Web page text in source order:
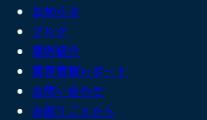
お知らせ
ブログ
事例紹介
業界情報レポート
お問い合わせ
お困りごとから